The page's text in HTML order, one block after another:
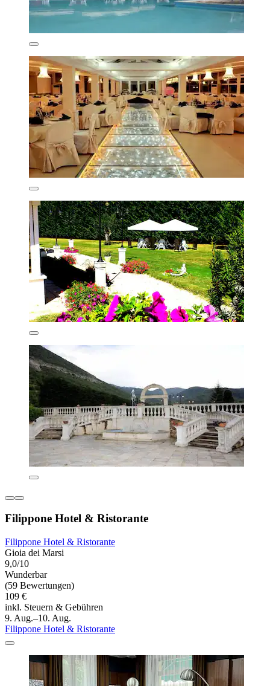
Filippone Hotel & Ristorante
Filippone Hotel & Ristorante
Gioia dei Marsi
9,0/10
Wunderbar
(59 Bewertungen)
109 €
inkl. Steuern & Gebühren
9. Aug.–10. Aug.
Filippone Hotel & Ristorante